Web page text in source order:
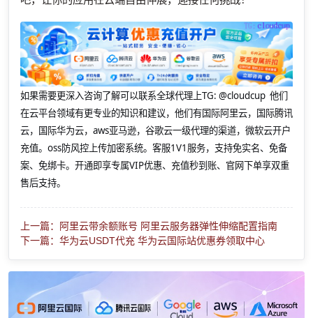
如果需要更深入咨询了解可以联系全球代理上TG: @cloudcup 他们
在云平台领域有更专业的知识和建议，他们有国际阿里云，国际腾讯
云，国际华为云，aws亚马逊，谷歌云一级代理的渠道，微软云开户
充值。oss防风控上传加密系统。客服1V1服务，支持免实名、免备
案、免绑卡。开通即享专属VIP优惠、充值秒到账、官网下单享双重
售后支持。
上一篇：阿里云带余额账号 阿里云服务器弹性伸缩配置指南
下一篇：华为云USDT代充 华为云国际站优惠券领取中心